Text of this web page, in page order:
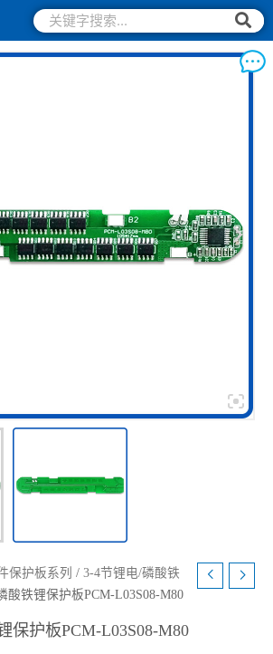
搜
索
搜
索
保护板系列 / 3-4节锂电/磷酸铁
酸铁锂保护板PCM-L03S08-M80
保护板PCM-L03S08-M80